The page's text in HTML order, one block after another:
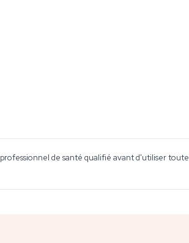
de santé qualifié avant d'utiliser toute